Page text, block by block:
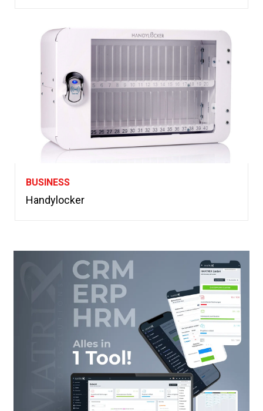
BUSINESS
Handylocker